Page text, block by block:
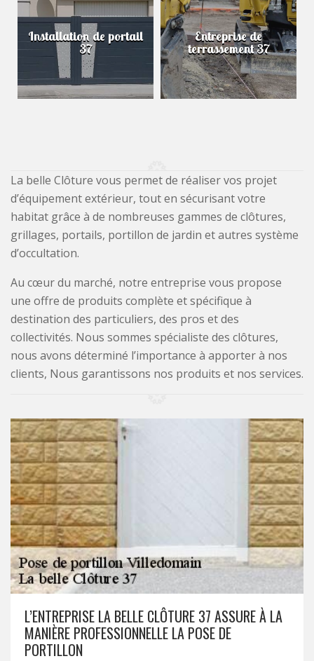
Installation de portail
37
Entreprise de
terrassement 37
La belle Clôture vous permet de réaliser vos projet
d’équipement extérieur, tout en sécurisant votre
habitat grâce à de nombreuses gammes de clôtures,
grillages, portails, portillon de jardin et autres système
d’occultation.
Au cœur du marché, notre entreprise vous propose
une offre de produits complète et spécifique à
destination des particuliers, des pros et des
collectivités. Nous sommes spécialiste des clôtures,
nous avons déterminé l’importance à apporter à nos
clients, Nous garantissons nos produits et nos services.
L’ENTREPRISE LA BELLE CLÔTURE 37 ASSURE À LA
MANIÈRE PROFESSIONNELLE LA POSE DE
PORTILLON